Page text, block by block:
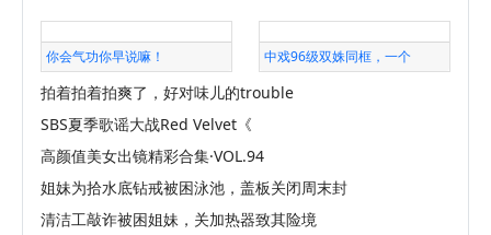
你会气功你早说嘛！ 中戏96级双姝同框，一个
拍着拍着拍爽了，好对味儿的trouble
SBS夏季歌谣大战Red Velvet《
高颜值美女出镜精彩合集·VOL.94
姐妹为拾水底钻戒被困泳池，盖板关闭周末封
清洁工敲诈被困姐妹，关加热器致其险境